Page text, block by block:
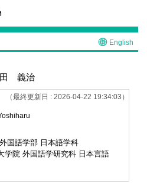
English
義治
（最終更新日 : 2026-04-22 19:34:03）
国語学部 日本語学科
学院 外国語学研究科 日本言語